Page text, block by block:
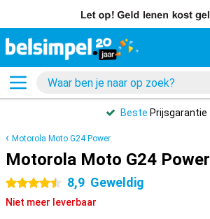
Beste Prijsgarantie
Motorola Moto G24 Power
Motorola Moto G24 Power
4.5 sterren 8,9 Geweldig
Niet meer leverbaar